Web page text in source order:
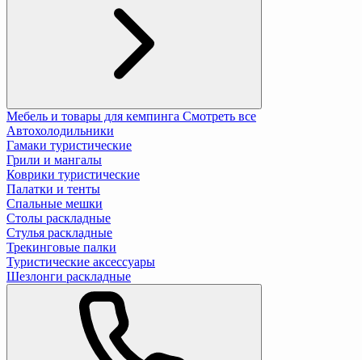
Мебель и товары для кемпинга Смотреть все
Автохолодильники
Гамаки туристические
Грили и мангалы
Коврики туристические
Палатки и тенты
Спальные мешки
Столы раскладные
Стулья раскладные
Трекинговые палки
Туристические аксессуары
Шезлонги раскладные